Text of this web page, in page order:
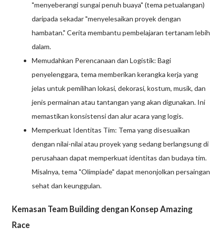
"menyeberangi sungai penuh buaya" (tema petualangan)
daripada sekadar "menyelesaikan proyek dengan
hambatan." Cerita membantu pembelajaran tertanam lebih
dalam.
Memudahkan Perencanaan dan Logistik: Bagi
penyelenggara, tema memberikan kerangka kerja yang
jelas untuk pemilihan lokasi, dekorasi, kostum, musik, dan
jenis permainan atau tantangan yang akan digunakan. Ini
memastikan konsistensi dan alur acara yang logis.
Memperkuat Identitas Tim: Tema yang disesuaikan
dengan nilai-nilai atau proyek yang sedang berlangsung di
perusahaan dapat memperkuat identitas dan budaya tim.
Misalnya, tema "Olimpiade" dapat menonjolkan persaingan
sehat dan keunggulan.
Kemasan Team Building dengan Konsep Amazing
Race